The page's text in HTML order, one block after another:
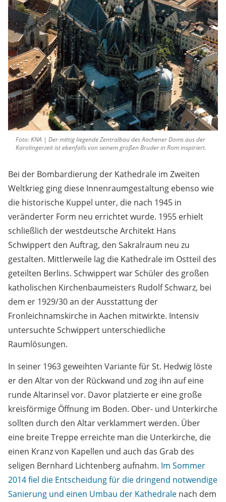
Foto: KNA | Der mittig liegende Zentralbau des Aachener Doms aus der
Karolingerzeit ist ebenfalls von seinem großen Bruder in Rom inspiriert.
Bei der Bombardierung der Kathedrale im Zweiten
Weltkrieg ging diese Innenraumgestaltung ebenso wie
die historische Kuppel unter, die nach 1945 in
veränderter Form neu errichtet wurde. 1955 erhielt
schließlich der westdeutsche Architekt Hans
Schwippert den Auftrag, den Sakralraum neu zu
gestalten. Mittlerweile lag die Kathedrale im Ostteil des
geteilten Berlins. Schwippert war Schüler des großen
katholischen Kirchenbaumeisters Rudolf Schwarz, bei
dem er 1929/30 an der Ausstattung der
Fronleichnamskirche in Aachen mitwirkte. Intensiv
untersuchte Schwippert unterschiedliche
Raumlösungen.
In seiner 1963 geweihten Variante für St. Hedwig löste
er den Altar von der Rückwand und zog ihn auf eine
runde Altarinsel vor. Davor platzierte er eine große
kreisförmige Öffnung im Boden. Ober- und Unterkirche
sollten durch den Altar verklammert werden. Über
eine breite Treppe erreichte man die Unterkirche, die
einen Kranz von Kapellen und auch das Grab des
seligen Bernhard Lichtenberg aufnahm. Im Sommer
2014 fiel die Entscheidung für die dringend notwendige
Sanierung und einen Umbau der Kathedrale nach dem